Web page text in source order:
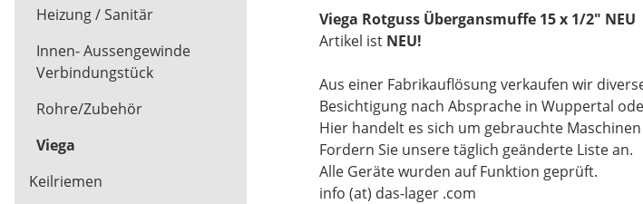
Viega Rotguss Übergansmuffe 15 x 1/2" NEU
Artikel ist NEU!
Aus einer Fabrikauflösung verkaufen wir
Besichtigung nach Absprache in Wuppertal
Hier handelt es sich um gebrauchte
Fordern Sie unsere täglich geänderte Liste an.
Alle Geräte wurden auf Funktion geprüft.
info (at) das-lager .com
Heizung / Sanitär
Innen- Aussengewinde
Verbindungstück
Rohre/Zubehör
Viega
Keilriemen